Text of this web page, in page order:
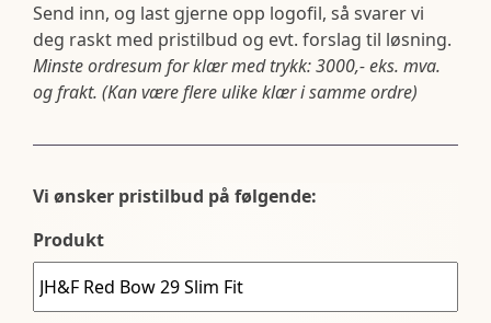
Send inn, og last gjerne opp logofil, så svarer vi
deg raskt med pristilbud og evt. forslag til løsning.
Minste ordresum for klær med trykk: 3000,- eks. mva.
og frakt. (Kan være flere ulike klær i samme ordre)
Vi ønsker pristilbud på følgende:
Produkt